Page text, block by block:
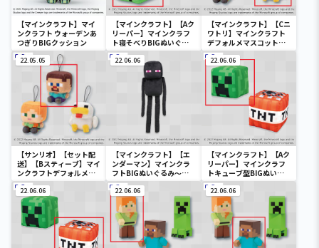
【マインクラフト】マイ
ンクラフト ウォーデンあ
つぎりBIGクッション
【マインクラフト】【Aク
リーパー】マインクラフ
ト寝そべりBIGぬいぐる
み～クリーパー・ゾンビ
～
【マインクラフト】【Cニ
ワトリ】マインクラフト
デフォルメマスコット～
アレックス・スティー
ブ・ニワトリ～
22.05.05
【サンリオ】【セット配
送】【Bスティーブ】マイ
ンクラフトデフォルメマ
スコット～アレックス・
スティーブ・ニワトリ～
22.06.06
【マインクラフト】【エ
ンダーマン】マインクラ
フトBIGぬいぐるみ～エ
ンダーマン～
22.06.06
【マインクラフト】【Aク
リーパー】マインクラフ
トキューブ型BIGぬいぐ
るみ～クリーパー・TNT
～
22.06.06 22.06.06 22.06.06